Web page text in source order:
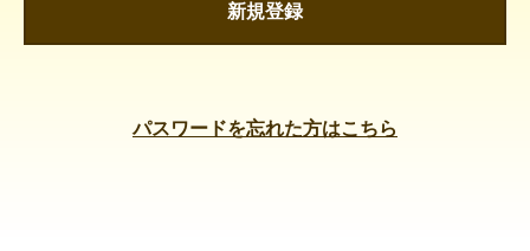
新規登録
パスワードを忘れた方はこちら